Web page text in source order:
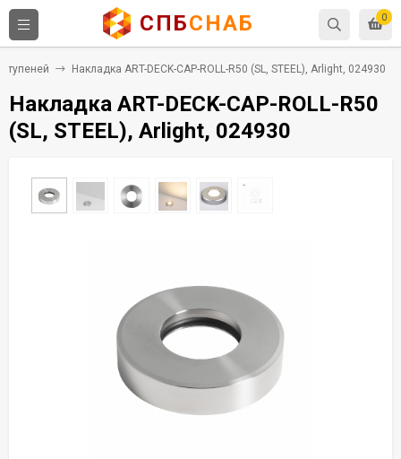
0
СПБСНАБ
Накладка ART-DECK-CAP-ROLL-R50 (SL, STEEL), Arlight, 024930
Накладка ART-DECK-CAP-ROLL-R50
(SL, STEEL), Arlight, 024930